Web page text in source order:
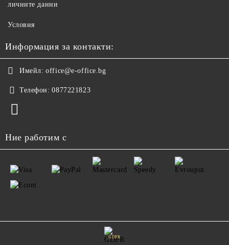
личните данни
Условия
Информация за контакти:
Имейл: office@e-office.bg
Телефон: 0877221823
Ние работим с
GDPR